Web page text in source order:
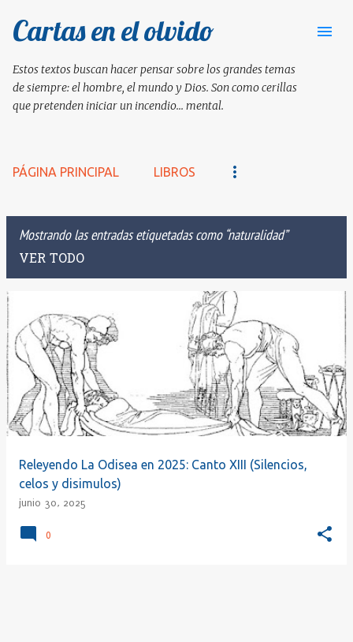
Ir al contenido principal
Cartas en el olvido
Estos textos buscan hacer pensar sobre los grandes temas
de siempre: el hombre, el mundo y Dios. Son como cerillas
que pretenden iniciar un incendio... mental.
PÁGINA PRINCIPAL LIBROS
Mostrando las entradas etiquetadas como naturalidad
VER TODO
n
a
d
a
Releyendo La Odisea en 2025: Canto XIII (Silencios,
celos y disimulos)
junio 30, 2025
0